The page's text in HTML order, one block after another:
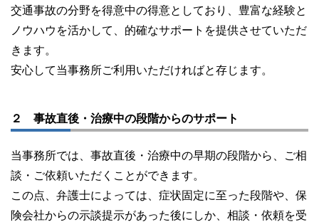
交通事故の分野を得意中の得意としており、豊富な経験と
ノウハウを活かして、的確なサポートを提供させていただ
きます。
安心して当事務所ご利用いただければと存じます。
２ 事故直後・治療中の段階からのサポート
当事務所では、事故直後・治療中の早期の段階から、ご相
談・ご依頼いただくことができます。
この点、弁護士によっては、症状固定に至った段階や、保
険会社からの示談提示があった後にしか、相談・依頼を受